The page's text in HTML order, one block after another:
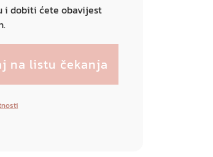
i dobiti ćete obavijest